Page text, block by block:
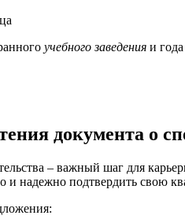
учебного заведения и
документа о
– важный шаг для
и надежно подтвердить свою